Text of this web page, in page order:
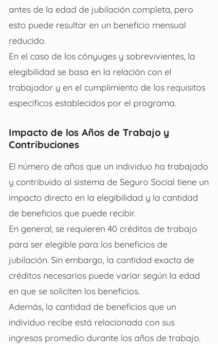
antes de la edad de jubilación completa, pero
esto puede resultar en un beneficio mensual
reducido.
En el caso de los cónyuges y sobrevivientes, la
elegibilidad se basa en la relación con el
trabajador y en el cumplimiento de los requisitos
específicos establecidos por el programa.
Impacto de los Años de Trabajo y
Contribuciones
El número de años que un individuo ha trabajado
y contribuido al sistema de Seguro Social tiene un
impacto directo en la elegibilidad y la cantidad
de beneficios que puede recibir.
En general, se requieren 40 créditos de trabajo
para ser elegible para los beneficios de
jubilación. Sin embargo, la cantidad exacta de
créditos necesarios puede variar según la edad
en que se soliciten los beneficios.
Además, la cantidad de beneficios que un
individuo recibe está relacionada con sus
ingresos promedio durante los años de trabajo.